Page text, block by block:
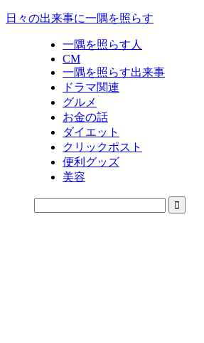
日々の出来事に一隅を照らす
一隅を照らす人
CM
一隅を照らす出来事
ドラマ関連
グルメ
お金の話
ダイエット
クリックポスト
便利グッズ
美容